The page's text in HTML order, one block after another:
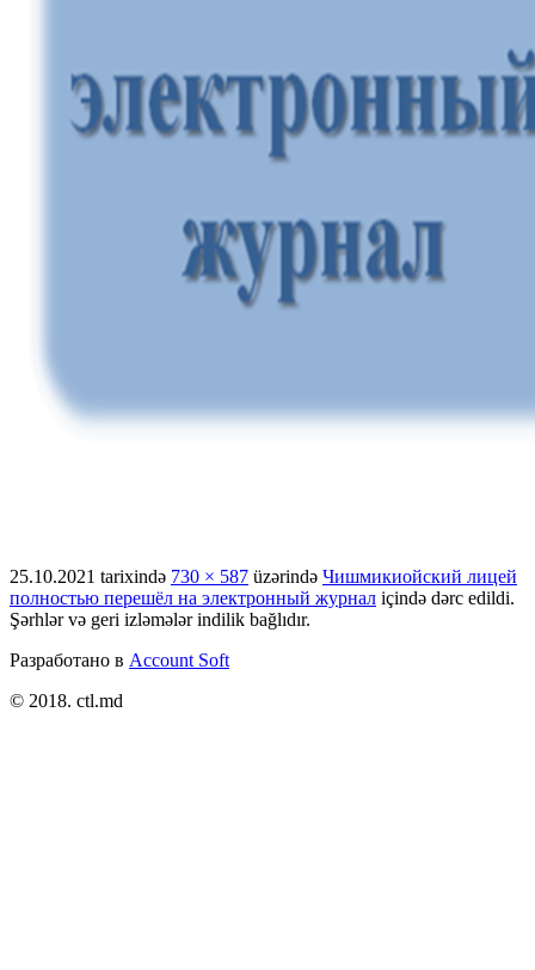
25.10.2021 tarixində 730 × 587 üzərində Чишмикиойский лицей
полностью перешёл на электронный журнал içində dərc edildi.
Şərhlər və geri izləmələr indilik bağlıdır.
Разработано в Account Soft
© 2018. ctl.md